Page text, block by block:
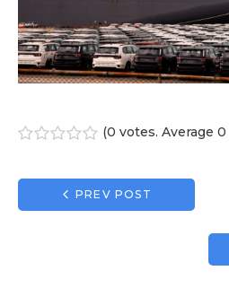
(0 votes. Average 0
Navigation
de
PREV POST